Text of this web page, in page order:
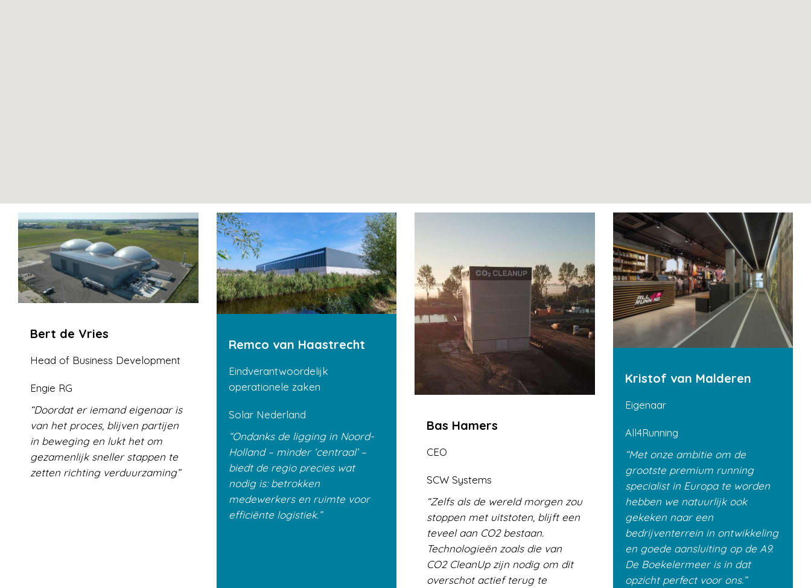
Bert de Vries
Head of Business Development
Engie RG
Doordat er iemand eigenaar is
van het proces, blijven partijen
in beweging en lukt het om
gezamenlijk sneller stappen te
zetten richting verduurzaming
Remco van Haastrecht
Eindverantwoordelijk
operationele zaken
Solar Nederland
Ondanks de ligging in Noord-
Holland – minder ‘centraal’ –
biedt de regio precies wat
nodig is: betrokken
medewerkers en ruimte voor
efficiënte logistiek.
Bas Hamers
CEO
SCW Systems
Zelfs als de wereld morgen zou
stoppen met uitstoten, blijft een
teveel aan CO2 bestaan.
Technologieën zoals die van
CO2 CleanUp zijn nodig om dit
overschot actief terug te
Kristof van Malderen
Eigenaar
All4Running
Met onze ambitie om de
grootste premium running
specialist in Europa te worden
hebben we natuurlijk ook
gekeken naar een
bedrijventerrein in ontwikkeling
en goede aansluiting op de A9.
De Boekelermeer is in dat
opzicht perfect voor ons.